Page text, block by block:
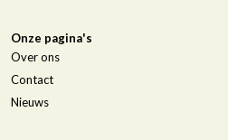
Onze pagina's
Over ons
Contact
Nieuws